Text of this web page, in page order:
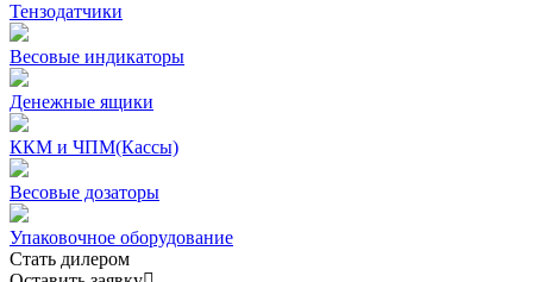
Тензодатчики
Весовые индикаторы
Денежные ящики
ККМ и ЧПМ(Кассы)
Весовые дозаторы
Упаковочное оборудование
Стать дилером